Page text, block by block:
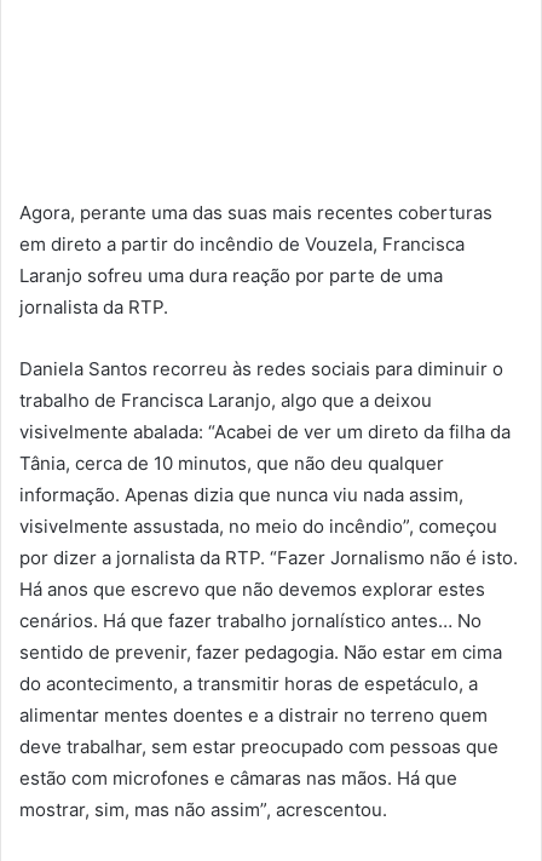
Agora, perante uma das suas mais recentes coberturas
em direto a partir do incêndio de Vouzela, Francisca
Laranjo sofreu uma dura reação por parte de uma
jornalista da RTP.
Daniela Santos recorreu às redes sociais para diminuir o
trabalho de Francisca Laranjo, algo que a deixou
visivelmente abalada: “Acabei de ver um direto da filha da
Tânia, cerca de 10 minutos, que não deu qualquer
informação. Apenas dizia que nunca viu nada assim,
visivelmente assustada, no meio do incêndio”, começou
por dizer a jornalista da RTP. “Fazer Jornalismo não é isto.
Há anos que escrevo que não devemos explorar estes
cenários. Há que fazer trabalho jornalístico antes… No
sentido de prevenir, fazer pedagogia. Não estar em cima
do acontecimento, a transmitir horas de espetáculo, a
alimentar mentes doentes e a distrair no terreno quem
deve trabalhar, sem estar preocupado com pessoas que
estão com microfones e câmaras nas mãos. Há que
mostrar, sim, mas não assim”, acrescentou.